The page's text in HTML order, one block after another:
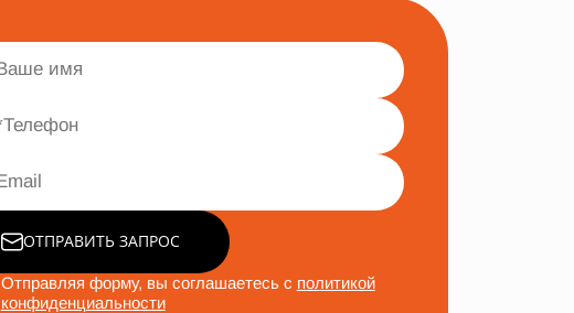
ОТПРАВИТЬ ЗАПРОС
Отправляя форму, вы соглашаетесь с политикой
конфиденциальности